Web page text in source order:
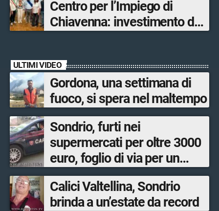
ultimato entro il 2026»
Centro per l’Impiego di
Chiavenna: investimento da
ULTIMI VIDEO
Gordona, una settimana di
fuoco, si spera nel maltempo
Sondrio, furti nei
supermercati per oltre 3000
euro, foglio di via per un
ventinovenne
Calici Valtellina, Sondrio
brinda a un’estate da record